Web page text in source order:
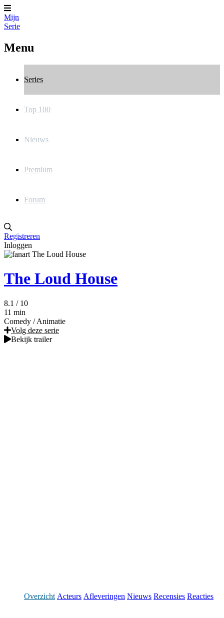
Mijn
Serie
Menu
Series
Top 100
Nieuws
Premium
Forum
Registreren
Inloggen
The Loud House
8.1 / 10
11 min
Comedy / Animatie
Volg deze serie
Bekijk trailer
Overzicht Acteurs Afleveringen Nieuws Recensies Reacties